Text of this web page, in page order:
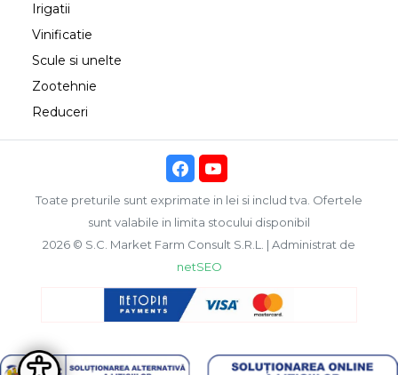
Irigatii
Vinificatie
Scule si unelte
Zootehnie
Reduceri
Toate preturile sunt exprimate in lei si includ tva. Ofertele
sunt valabile in limita stocului disponibil
2026 © S.C. Market Farm Consult S.R.L. | Administrat de
netSEO